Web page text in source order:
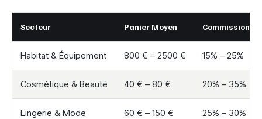
Secteur Panier Moyen Commission
Habitat & Équipement 800 € – 2500 € 15% – 25%
Cosmétique & Beauté 40 € – 80 € 20% – 35%
Lingerie & Mode 60 € – 150 € 25% – 30%